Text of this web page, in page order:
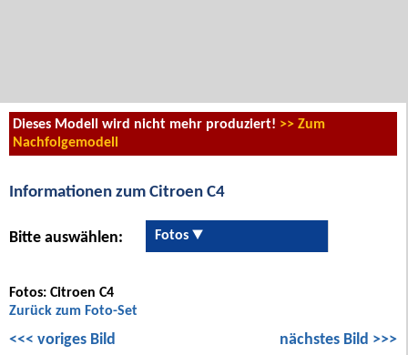
Dieses Modell wird nicht mehr produziert! >> Zum
Nachfolgemodell
Informationen zum Citroen C4
Bitte auswählen: Fotos
Fotos: Citroen C4
Zurück zum Foto-Set
<<< voriges Bild nächstes Bild >>>